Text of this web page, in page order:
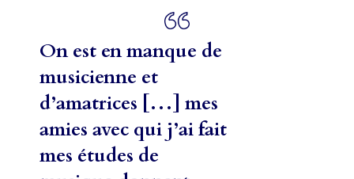
On est en manque de
musicienne et
d’amatrices […] mes
amies avec qui j’ai fait
mes études de